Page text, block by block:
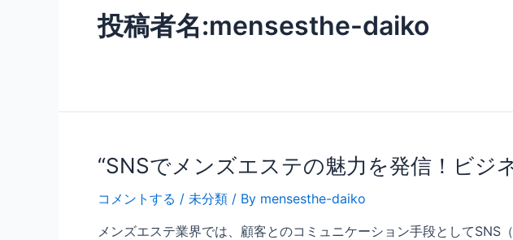
投稿者名:mensesthe-daiko
“SNSでメンズエステの魅力を発信！ビジ
コメントする / 未分類 / By mensesthe-daiko
メンズエステ業界では、顧客とのコミュニケーション手段として